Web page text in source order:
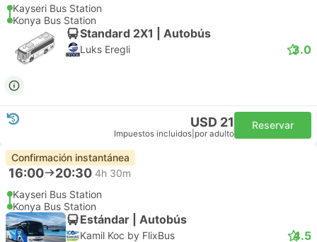
Kayseri Bus Station
Konya Bus Station
Standard 2X1 | Autobús
Luks Eregli 3.0
USD 21
Impuestos incluidos por adulto
Reservar
Confirmación instantánea
16:00 20:30 4h 30m
Kayseri Bus Station
Konya Bus Station
Estándar | Autobús
Kamil Koc by FlixBus 4.5